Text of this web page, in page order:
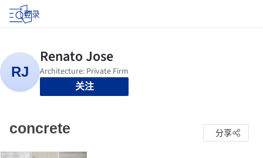
登录
关注
concrete 分享